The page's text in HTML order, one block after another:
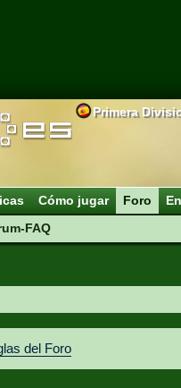
Primera
Cómo jugar
Foro
FAQ
del Foro